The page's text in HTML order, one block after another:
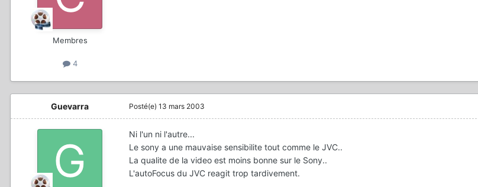
Membres
4
Guevarra Posté(e) 13 mars 2003
Ni l'un ni l'autre...
Le sony a une mauvaise sensibilite tout comme le JVC..
La qualite de la video est moins bonne sur le Sony..
L'autoFocus du JVC reagit trop tardivement.